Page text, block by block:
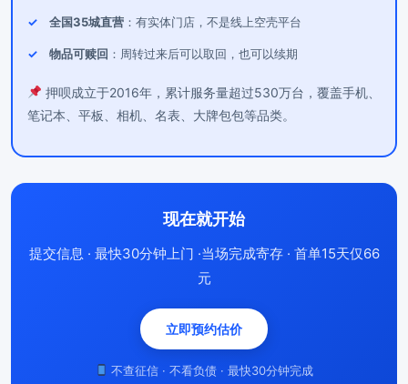
全国35城直营 ：有实体门店，不是线上空壳平台
物品可赎回 ：周转过来后可以取回，也可以续期
押呗成立于2016年，累计服务量超过530万台，覆盖手机、
笔记本、平板、相机、名表、大牌包包等品类。
现在就开始
提交信息 · 最快30分钟上门 ·当场完成寄存 · 首单15天仅66
元
立即预约估价
不查征信 · 不看负债 · 最快30分钟完成